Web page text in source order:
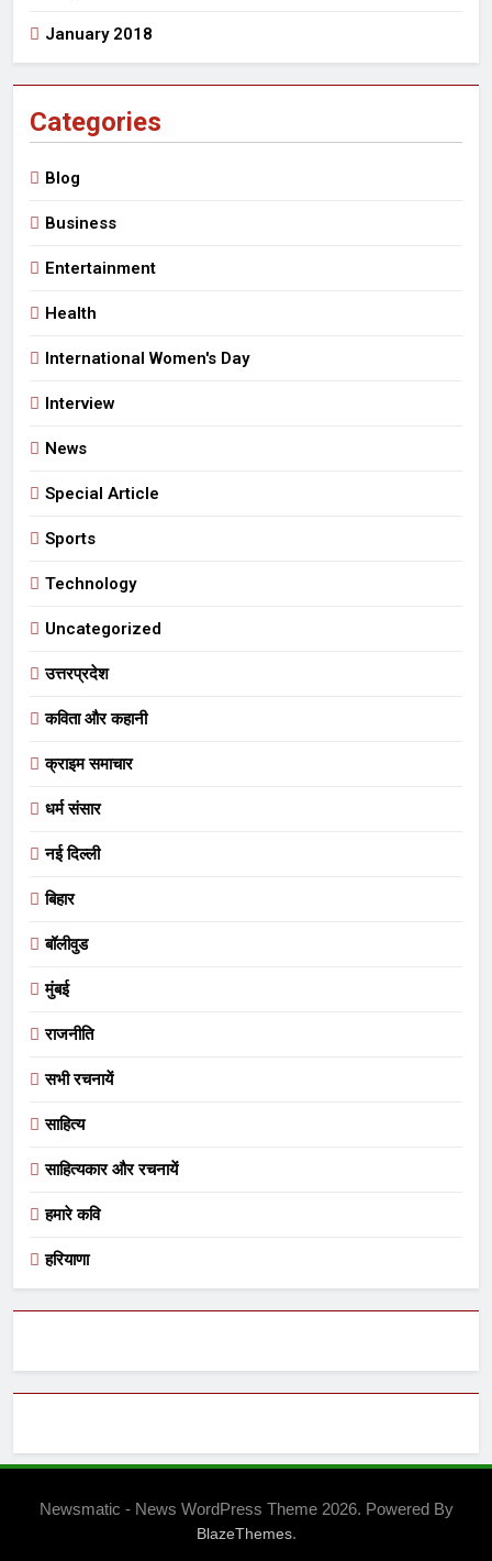
January 2018
Categories
Blog
Business
Entertainment
Health
International Women's Day
Interview
News
Special Article
Sports
Technology
Uncategorized
उत्तरप्रदेश
कविता और कहानी
क्राइम समाचार
धर्म संसार
नई दिल्ली
बिहार
बॉलीवुड
मुंबई
राजनीति
सभी रचनायें
साहित्य
साहित्यकार और रचनायें
हमारे कवि
हरियाणा
Newsmatic - News WordPress Theme 2026. Powered By
BlazeThemes.